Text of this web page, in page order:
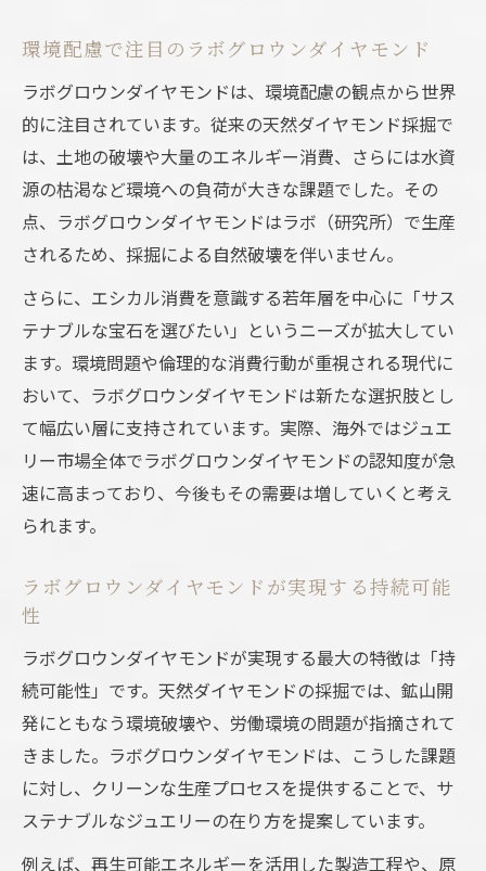
環境配慮で注目のラボグロウンダイヤモンド
ラボグロウンダイヤモンドは、環境配慮の観点から世界
的に注目されています。従来の天然ダイヤモンド採掘で
は、土地の破壊や大量のエネルギー消費、さらには水資
源の枯渇など環境への負荷が大きな課題でした。その
点、ラボグロウンダイヤモンドはラボ（研究所）で生産
されるため、採掘による自然破壊を伴いません。
さらに、エシカル消費を意識する若年層を中心に「サス
テナブルな宝石を選びたい」というニーズが拡大してい
ます。環境問題や倫理的な消費行動が重視される現代に
おいて、ラボグロウンダイヤモンドは新たな選択肢とし
て幅広い層に支持されています。実際、海外ではジュエ
リー市場全体でラボグロウンダイヤモンドの認知度が急
速に高まっており、今後もその需要は増していくと考え
られます。
ラボグロウンダイヤモンドが実現する持続可能
性
ラボグロウンダイヤモンドが実現する最大の特徴は「持
続可能性」です。天然ダイヤモンドの採掘では、鉱山開
発にともなう環境破壊や、労働環境の問題が指摘されて
きました。ラボグロウンダイヤモンドは、こうした課題
に対し、クリーンな生産プロセスを提供することで、サ
ステナブルなジュエリーの在り方を提案しています。
例えば、再生可能エネルギーを活用した製造工程や、原